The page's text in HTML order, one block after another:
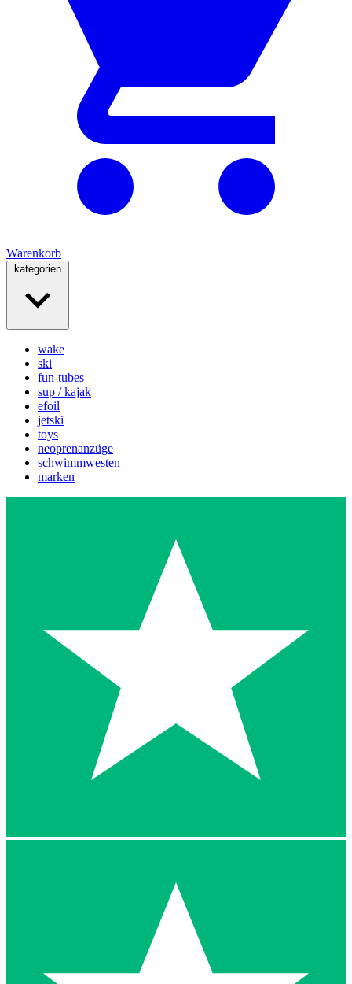
Warenkorb
kategorien
wake
ski
fun-tubes
sup / kajak
efoil
jetski
toys
neoprenanzüge
schwimmwesten
marken